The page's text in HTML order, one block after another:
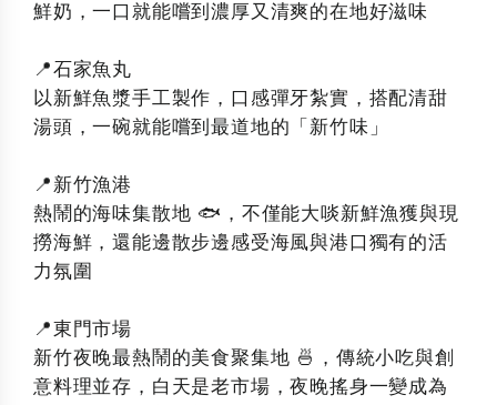
鮮奶，一口就能嚐到濃厚又清爽的在地好滋味
📍石家魚丸
以新鮮魚漿手工製作，口感彈牙紮實，搭配清甜
湯頭，一碗就能嚐到最道地的「新竹味」
📍新竹漁港
熱鬧的海味集散地 🐟，不僅能大啖新鮮漁獲與現
撈海鮮，還能邊散步邊感受海風與港口獨有的活
力氛圍
📍東門市場
新竹夜晚最熱鬧的美食聚集地 🍜，傳統小吃與創
意料理並存，白天是老市場，夜晚搖身一變成為